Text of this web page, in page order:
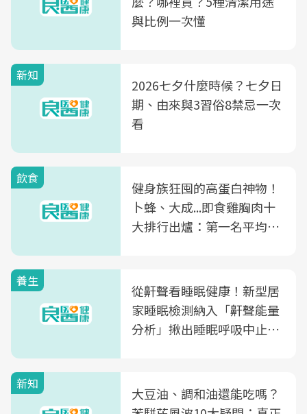
與比例一次懂
新知
2026七夕什麼時候？七夕日
期、由來與3習俗8禁忌一次
看
飲食
健身族狂囤的高蛋白神物！
卜蜂、大成...即食雞胸肉十
大排行出爐：第一名平均一
養生
從鼾聲看睡眠健康！新型居
家睡眠檢測納入「鼾聲能量
分析」揪出睡眠呼吸中止症
新知
大豆油、調和油還能吃嗎？